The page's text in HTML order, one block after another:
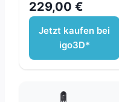
229,00 €
Jetzt kaufen bei
igo3D*